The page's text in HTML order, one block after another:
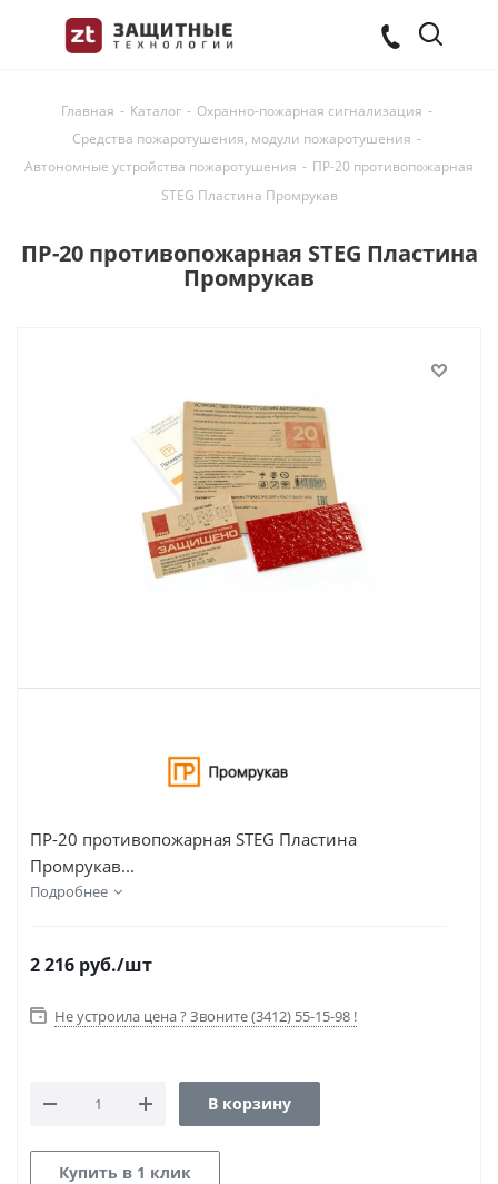
Главная - Каталог - Охранно-пожарная сигнализация -
Средства пожаротушения, модули пожаротушения -
Автономные устройства пожаротушения - ПР-20 противопожарная
STEG Пластина Промрукав
ПР-20 противопожарная STEG Пластина
Промрукав
ПР-20 противопожарная STEG Пластина
Промрукав...
Подробнее
2 216 руб./шт
Не устроила цена ? Звоните (3412) 55-15-98 !
В корзину
Купить в 1 клик